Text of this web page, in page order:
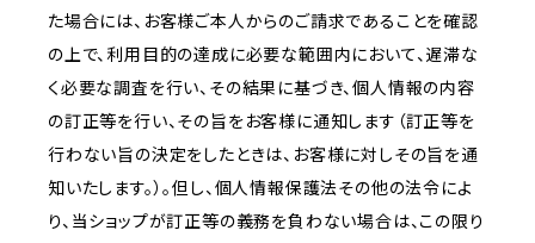
た場合には、お客様ご本人からのご請求であることを確認
の上で、利用目的の達成に必要な範囲内において、遅滞な
く必要な調査を行い、その結果に基づき、個人情報の内容
の訂正等を行い、その旨をお客様に通知します（訂正等を
行わない旨の決定をしたときは、お客様に対しその旨を通
知いたします。）。但し、個人情報保護法その他の法令によ
り、当ショップが訂正等の義務を負わない場合は、この限り